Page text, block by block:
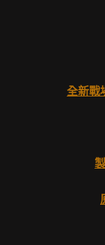
全新戰